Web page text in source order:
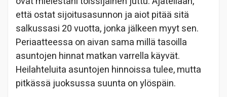
että ostat sijoitusasunnon ja aiot pitää sitä
salkussasi 20 vuotta, jonka jälkeen myyt sen.
Periaatteessa on aivan sama millä tasoilla
asuntojen hinnat matkan varrella käyvät.
Heilahteluita asuntojen hinnoissa tulee, mutta
pitkässä juoksussa suunta on ylöspäin.